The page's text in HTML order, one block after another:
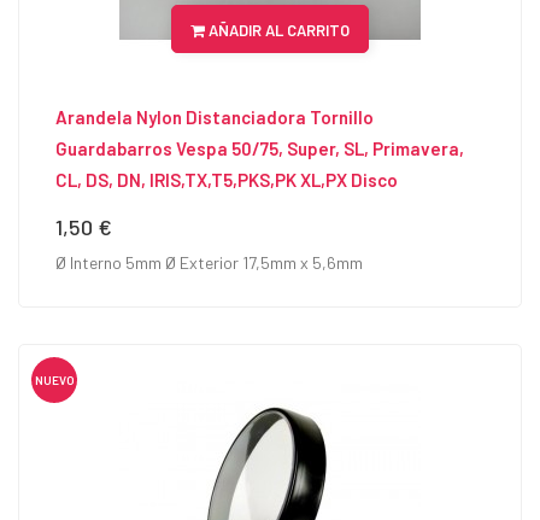
AÑADIR AL CARRITO
Arandela Nylon Distanciadora Tornillo
Guardabarros Vespa 50/75, Super, SL, Primavera,
CL, DS, DN, IRIS,TX,T5,PKS,PK XL,PX Disco
Precio
1,50 €
Ø Interno 5mm Ø Exterior 17,5mm x 5,6mm
NUEVO